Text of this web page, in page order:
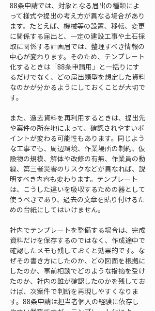
88条申請では、対象となる届出の種類によ
って様式や提出の考え方が異なる場合があり
ます。たとえば、機械等の設置、移転、変更
に関係する届出と、一定の建設工事や土石採
取に関係する計画届では、整理すべき情報の
中心が変わります。そのため、テンプレート
化するときは「88条申請用」と一括りにす
るだけでなく、どの届出類型を想定した資料
なのかが分かるようにしておくことが大切で
す。
また、過去資料を再利用するときは、提出先
や案件の所在地によって、確認されやすいポ
イントが変わる可能性もあります。同じよう
な工事でも、周辺環境、作業場所の制約、仮
設物の規模、解体や改修の有無、作業員の動
線、第三者災害のリスクなどが異なれば、説
明すべき内容も変わります。テンプレート
は、こうした違いを吸収するための器として
使うべきであり、過去の文章を貼り付けるた
めの台紙にしてはいけません。
社内でテンプレートを整備する場合は、完成
資料だけを保存するのではなく、作成途中で
確認したメモも残しておくと効果的です。な
ぜその書き方にしたのか、どの図面を根拠に
したのか、事前相談でどのような指摘を受け
たのか、社内の誰が確認したのかを残してお
けば、次案件で判断を再現しやすくなりま
す。88条申請は担当者個人の経験に依存し